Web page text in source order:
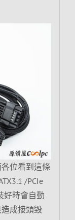
位看到這條
/PCIe
好時會自動
成接頭毀